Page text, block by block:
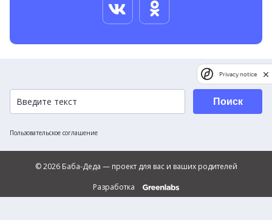
Пользовательское соглашение
Поиск
© 2026 Баба-Деда — проект для вас и ваших родителей
Разработка
Privacy notice